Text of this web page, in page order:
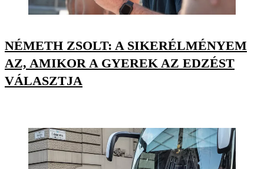
NÉMETH ZSOLT: A SIKERÉLMÉNYEM
AZ, AMIKOR A GYEREK AZ EDZÉST
VÁLASZTJA